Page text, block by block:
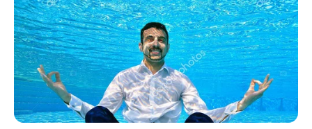
3) Está pronta nossa coruja! Se quiser, pode
pendurá-la usando uma fita de cetim da cor que
preferir. Não ficou fofa?!